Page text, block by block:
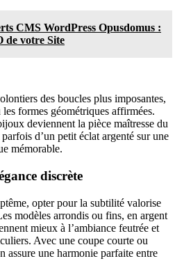
CMS WordPress Opusdomus :
de votre Site
des boucles plus imposantes,
formes géométriques affirmées.
deviennent la pièce maîtresse du
d’un petit éclat argenté sur une
mémorable.
discrète
opter pour la subtilité valorise
modèles arrondis ou fins, en argent
mieux à l’ambiance feutrée et
Avec une coupe courte ou
assure une harmonie parfaite entre